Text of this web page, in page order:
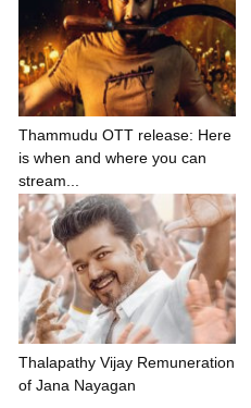
Thammudu OTT release: Here
is when and where you can
stream...
Thalapathy Vijay Remuneration
of Jana Nayagan